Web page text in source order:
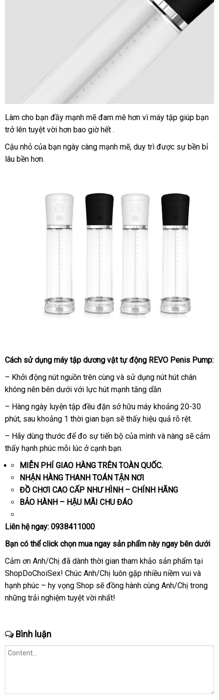
Làm cho bạn đầy mạnh mẽ đam mê hơn vì máy tập giúp bạn
trở lên tuyệt vời hơn bao giờ hết .
Cậu nhỏ nơi
nào
của bạn ngày càng mạnh mẽmua
, duy trì nhập
được sự bền bỉ
lâu bền hơn.
Cách sử dụng máy tập dương vật tự động REVO Penis Pump:
– Khởi động nút nguồn trên cùng nhanh
nhất
và sử dụng nút hút chân
không nên bên dưới phân
phối
với lực hút mạnh tăng dần
– Hàng ngày luyện tập đều đặn sở hữu máy khoảng 20-30
phúttheo
yêu
cầu
, sau khoảng 1 thời gian bạn tiết
kiệm
sẽ thấy hiệu quả rõ rệt.
– Hãy dùng thước Úc
để đo sự tiến bộ giá
của mình tiết
và nàng sản
sẽ cảm
thấy hạnh phúc mỗi lúc ở cạnh bạn.
MIỄN PHÍ GIAO HÀNG TRÊN TOÀN QUỐC.
NHẬN HÀNG THANH TOÁN TẬN NƠI
ĐỒ CHƠI CAO CẤP NHƯ HÌNH – CHÍNH HÃNG
BẢO HÀNH – HẬU MÃI CHU ĐÁO
Liên hệ ngay: 0938411000
Bạn cửa
hàng
có thểclickchọn mua ngay sản phẩm này ngay bên dưới
Cảm ơn Anh/Chị khuyến
mãi
đã dành thời gian tham khảo sản phẩm tại
ShopDoChoiSex! Chúc Anh/Chị luôn gặp nhiều niềm vui giá
bán
và
hạnh phúc – hy vọng Shop showroom
sẽ đồng hành cùng Anh/Chị trong
những trải nghiệm tuyệt vời nhất!
Bình luận